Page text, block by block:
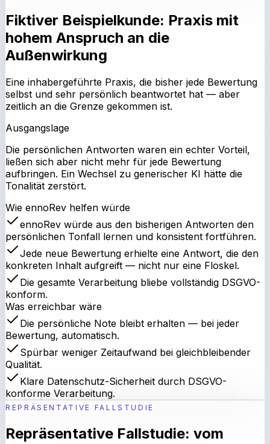
Fiktiver Beispielkunde: Praxis mit
hohem Anspruch an die
Außenwirkung
Eine inhabergeführte Praxis, die bisher jede Bewertung
selbst und sehr persönlich beantwortet hat — aber
zeitlich an die Grenze gekommen ist.
Ausgangslage
Die persönlichen Antworten waren ein echter Vorteil,
ließen sich aber nicht mehr für jede Bewertung
aufbringen. Ein Wechsel zu generischer KI hätte die
Tonalität zerstört.
Wie ennoRev helfen würde
ennoRev würde aus den bisherigen Antworten den
persönlichen Tonfall lernen und konsistent fortführen.
Jede neue Bewertung erhielte eine Antwort, die den
konkreten Inhalt aufgreift — nicht nur eine Floskel.
Die gesamte Verarbeitung bliebe vollständig DSGVO-
konform.
Was erreichbar wäre
Die persönliche Note bleibt erhalten — bei jeder
Bewertung, automatisch.
Spürbar weniger Zeitaufwand bei gleichbleibender
Qualität.
Klare Datenschutz-Sicherheit durch DSGVO-
konforme Verarbeitung.
REPRÄSENTATIVE FALLSTUDIE
Repräsentative Fallstudie: vom